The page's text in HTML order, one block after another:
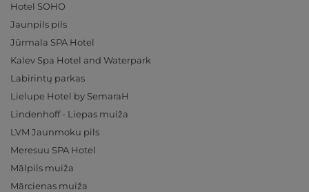
Hotel SOHO
Jaunpils pils
Jūrmala SPA Hotel
Kalev Spa Hotel and Waterpark
Labirintų parkas
Lielupe Hotel by SemaraH
Lindenhoff - Liepas muiža
LVM Jaunmoku pils
Meresuu SPA Hotel
Mālpils muiža
Mārcienas muiža